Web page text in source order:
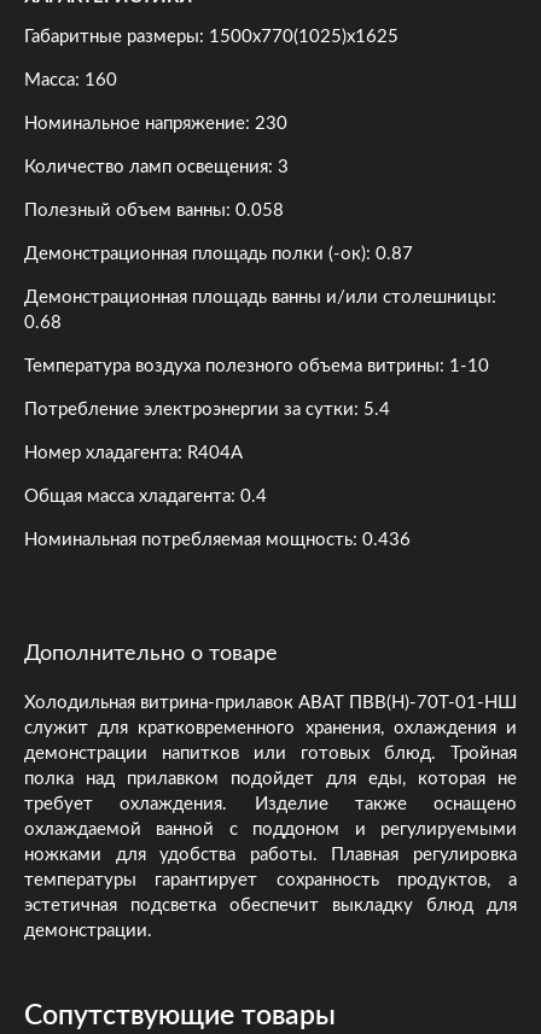
Габаритные размеры: 1500x770(1025)x1625
Масса: 160
Номинальное напряжение: 230
Количество ламп освещения: 3
Полезный объем ванны: 0.058
Демонстрационная площадь полки (-ок): 0.87
Демонстрационная площадь ванны и/или столешницы:
0.68
Температура воздуха полезного объема витрины: 1-10
Потребление электроэнергии за сутки: 5.4
Номер хладагента: R404A
Общая масса хладагента: 0.4
Номинальная потребляемая мощность: 0.436
Дополнительно о товаре
Холодильная витрина-прилавок ABAT ПВВ(Н)-70Т-01-НШ
служит для кратковременного хранения, охлаждения и
демонстрации напитков или готовых блюд. Тройная
полка над прилавком подойдет для еды, которая не
требует охлаждения. Изделие также оснащено
охлаждаемой ванной с поддоном и регулируемыми
ножками для удобства работы. Плавная регулировка
температуры гарантирует сохранность продуктов, а
эстетичная подсветка обеспечит выкладку блюд для
демонстрации.
Сопутствующие товары